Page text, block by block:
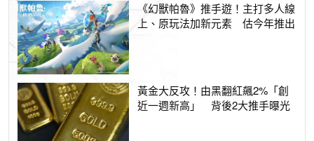
《幻獸帕魯》推手遊！主打多人線
上、原玩法加新元素 估今年推出
黃金大反攻！由黑翻紅飆2%「創
近一週新高」 背後2大推手曝光